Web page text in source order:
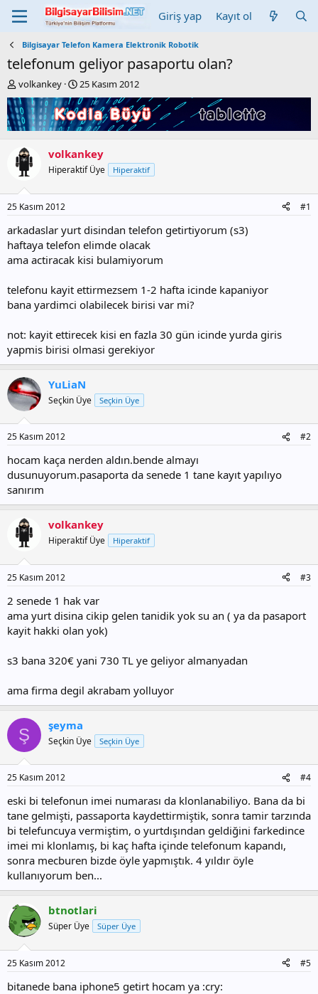
Giriş yap Kayıt ol
Bilgisayar Telefon Kamera Elektronik Robotik
telefonum geliyor pasaportu olan?
K
o
n
b
u
y
u
b
ş
a
t
a
n
volkankey
B
a
ş
l
a
g
ı
t
r
i
h
i
25 Kasım 2012
volkankey
Hiperaktif Üye Hiperaktif
25 Kasım 2012 #1
arkadaslar yurt disindan telefon getirtiyorum (s3)
haftaya telefon elimde olacak
ama actiracak kisi bulamiyorum
telefonu kayit ettirmezsem 1-2 hafta icinde kapaniyor
bana yardimci olabilecek birisi var mi?
not: kayit ettirecek kisi en fazla 30 gün icinde yurda giris
yapmis birisi olmasi gerekiyor
YuLiaN
Seçkin Üye Seçkin Üye
25 Kasım 2012 #2
hocam kaça nerden aldın.bende almayı
dusunuyorum.pasaporta da senede 1 tane kayıt yapılıyo
sanırım
volkankey
Hiperaktif Üye Hiperaktif
25 Kasım 2012 #3
2 senede 1 hak var
ama yurt disina cikip gelen tanidik yok su an ( ya da pasaport
kayit hakki olan yok)
s3 bana 320€ yani 730 TL ye geliyor almanyadan
ama firma degil akrabam yolluyor
Ş şeyma
Seçkin Üye Seçkin Üye
25 Kasım 2012 #4
eski bi telefonun imei numarası da klonlanabiliyo. Bana da bi
tane gelmişti, passaporta kaydettirmiştik, sonra tamir tarzında
bi telefuncuya vermiştim, o yurtdışından geldiğini farkedince
imei mi klonlamış, bi kaç hafta içinde telefonum kapandı,
sonra mecburen bizde öyle yapmıştık. 4 yıldır öyle
kullanıyorum ben...
btnotlari
Süper Üye Süper Üye
25 Kasım 2012 #5
bitanede bana iphone5 getirt hocam ya :cry: